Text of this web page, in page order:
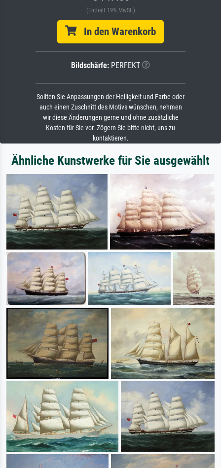
(Enthält 19% MwSt.)
In den Warenkorb
Bildschärfe: PERFEKT
Sollten Sie Anpassungen der Helligkeit und Farbe oder
auch einen Zuschnitt des Motivs wünschen, nehmen
wir diese Änderungen gerne und ohne zusätzliche
Kosten für Sie vor. Zögern Sie bitte nicht, uns zu
kontaktieren.
Ähnliche Kunstwerke für Sie ausgewählt